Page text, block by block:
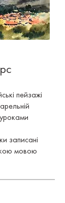
пейзажі
записані